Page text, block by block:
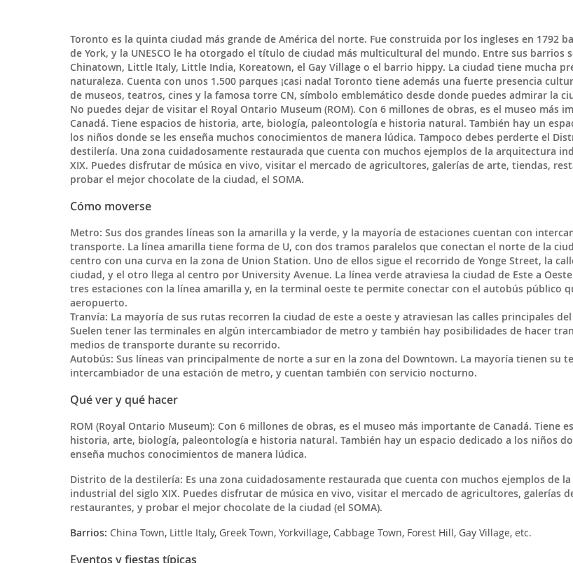
Toronto es la quinta ciudad más grande de América del norte. Fue construida por los ingleses en 1792
de York, y la UNESCO le ha otorgado el título de ciudad más multicultural del mundo. Entre sus barrios
Chinatown, Little Italy, Little India, Koreatown, el Gay Village o el barrio hippy. La ciudad tiene mucha
naturaleza. Cuenta con unos1.500 parques¡casi nada! Toronto tiene además una fuerte presencia
de museos, teatros, cines y la famosa torre CN, símbolo emblemático desde donde puedes admirar la
No puedes dejar de visitar el Royal Ontario Museum (ROM). Con 6 millones de obras, es el museo más
Canadá. Tiene espacios de historia, arte, biología, paleontología e historia natural. También hay un
los niños donde se les enseña muchos conocimientos de manera lúdica. Tampoco debes perderte el
destilería. Una zona cuidadosamente restaurada que cuenta con muchos ejemplos de la arquitectura
XIX. Puedes disfrutar de música en vivo, visitar el mercado de agricultores, galerías de arte, tiendas,
probar el mejor chocolate de la ciudad, el SOMA.
Cómo moverse
Metro: Sus dos grandes líneas son la amarilla y la verde, y la mayoría de estaciones cuentan con
transporte. La línea amarilla tiene forma de U, con dos tramos paralelos que conectan el norte de la
centro con una curva en la zona de Union Station. Uno de ellos sigue el recorrido de Yonge Street, la
ciudad, y el otro llega al centro por University Avenue. La línea verdeatraviesa la ciudad de Este a
tres estaciones con la línea amarilla y, en la terminal oeste te permite conectar con el autobús público
aeropuerto.
Tranvía: La mayoría de sus rutas recorren la ciudad de este a oeste y atraviesan las calles principales
Suelen tener las terminales en algún intercambiador de metro y también hay posibilidades de hacer
medios de transporte durante su recorrido.
Autobús: Sus líneas van principalmente de norte a sur en la zona del Downtown. La mayoría tienen su
intercambiador de una estación de metro, y cuentan también con servicio nocturno.
Qué ver y qué hacer
ROM (Royal Ontario Museum): Con 6 millones de obras, es el museo más importante de Canadá. Tiene
historia, arte, biología, paleontología e historia natural. También hay un espacio dedicado a los niños
enseña muchos conocimientos de manera lúdica.
Distrito de la destilería: Es una zona cuidadosamente restaurada que cuenta con muchos ejemplos de
industrial del siglo XIX. Puedes disfrutar de música en vivo, visitar el mercado de agricultores, galerías
restaurantes, y probar el mejor chocolate de la ciudad (el SOMA).
Barrios: China Town, Little Italy, Greek Town, Yorkvillage, Cabbage Town, Forest Hill, Gay Village, etc.
Eventos y fiestas típicas